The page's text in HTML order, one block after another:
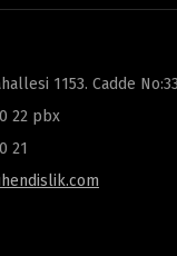
1153. Cadde
22 pbx
21